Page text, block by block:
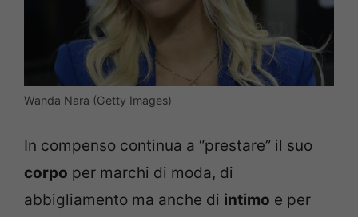
Wanda Nara (Getty Images)
In compenso continua a “prestare” il suo
corpo per marchi di moda, di
abbigliamento ma anche di intimo e per